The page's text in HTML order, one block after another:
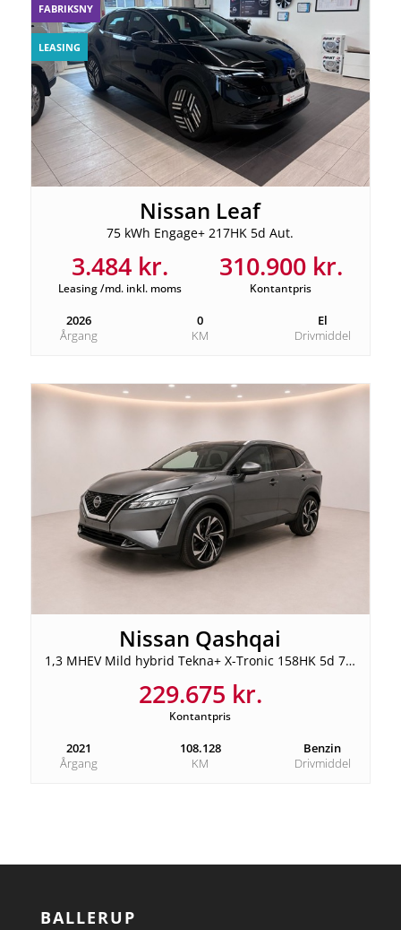
FABRIKSNY
LEASING
Nissan Leaf
75 kWh Engage+ 217HK 5d Aut.
3.484 kr.
Leasing /md. inkl. moms
310.900 kr.
Kontantpris
2026
Årgang
0
KM
El
Drivmiddel
Nissan Qashqai
1,3 MHEV Mild hybrid Tekna+ X-Tronic 158HK 5d 7g Aut.
229.675 kr.
Kontantpris
2021
Årgang
108.128
KM
Benzin
Drivmiddel
BALLERUP